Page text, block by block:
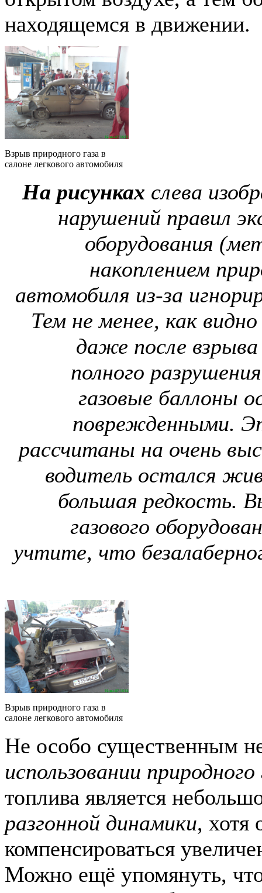
находящемся в движении.
Взрыв природного газа в
салоне легкового автомобиля
На рисунках слева
нарушений правил
оборудования
накоплением
автомобиля из-за
Тем не менее, как
даже после
полного
газовые баллоны
поврежденными.
рассчитаны на очень
водитель остался
большая редкость.
газового
учтите, что
Взрыв природного газа в
салоне легкового автомобиля
Не особо существенным
использовании природного
топлива является
разгонной динамики, хотя
компенсироваться
Можно ещё упомянуть,